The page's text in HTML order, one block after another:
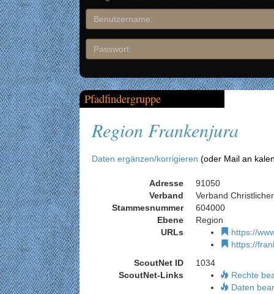
Pfadfindergruppe
Region Frankenjura
Daten ergänzen/korrigieren (oder Mail an
Adresse
91050
Verband
Verband
Stammesnummer
604000
Ebene
Region
URLs
https://
https://
ScoutNet ID
1034
ScoutNet-Links
Rechte
Daten